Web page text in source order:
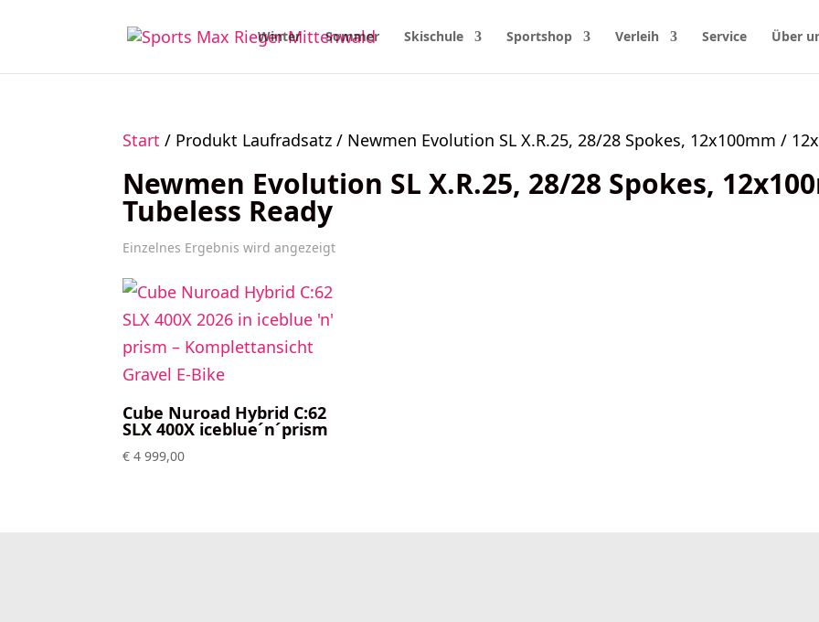
Winter Sommer Skischule Sportshop Verleih Service Über
Start / Produkt Laufradsatz / Newmen Evolution SL X.R.25, 28/28 Spokes, 12x100mm /
Newmen Evolution SL X.R.25, 28/28 Spokes,
Tubeless Ready
Einzelnes Ergebnis wird angezeigt
Cube Nuroad Hybrid C:62
SLX 400X iceblue´n´prism
€ 4 999,00